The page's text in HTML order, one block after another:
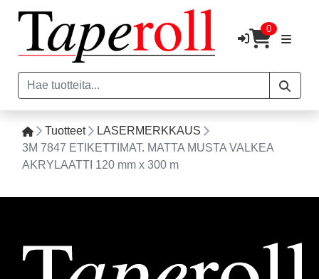
0
Tuotteet
LASERMERKKAUS
3M 7847 ETIKETTIMAT. MATTA MUSTA VALKEA
AKRYLAATTI 120 mm x 300 m